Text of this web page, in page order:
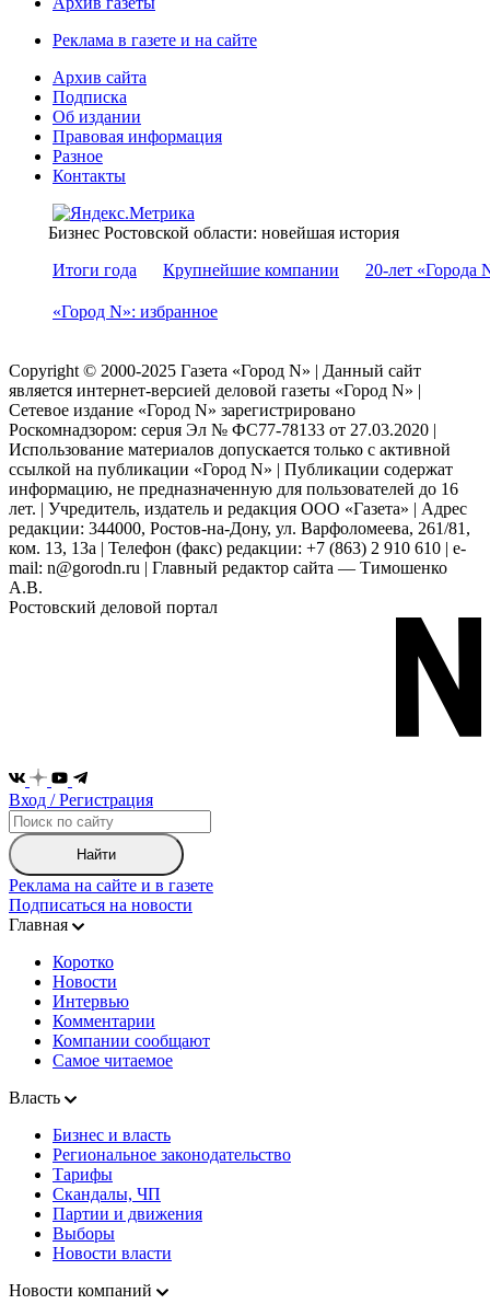
Реклама в газете и на сайте
Архив сайта
Подписка
Об издании
Правовая информация
Разное
Контакты
Бизнес Ростовской области: новейшая история
Итоги года
Крупнейшие компании 20-лет «Города
«Город N»: избранное
Copyright © 2000-2025 Газета «Город N» | Данный сайт
является интернет-версией деловой газеты «Город N» |
Сетевое издание «Город N» зарегистрировано
Роскомнадзором: серuя Эл № ФС77-78133 от 27.03.2020 |
Использование материалов допускается только с активной
ссылкой на публикации «Город N» | Публикации содержат
информацию, не предназначенную для пользователей до 16
лет. | Учредитель, издатель и редакция ООО «Газета» | Адрес
редакции: 344000, Ростов-на-Дону, ул. Варфоломеева, 261/81,
ком. 13, 13а | Телефон (факс) редакции: +7 (863) 2 910 610 | e-
mail: n@gorodn.ru | Главный редактор сайта — Тимошенко
А.В.
Ростовский деловой портал
Вход / Регистрация
Найти
Реклама на сайте и в газете
Подписаться на новости
Главная
Коротко
Новости
Интервью
Комментарии
Компании сообщают
Самое читаемое
Власть
Бизнес и власть
Региональное законодательство
Тарифы
Скандалы, ЧП
Партии и движения
Выборы
Новости власти
Новости компаний